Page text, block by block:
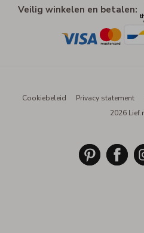
Veilig winkelen en betalen:
Cookiebeleid Privacy statement
2026